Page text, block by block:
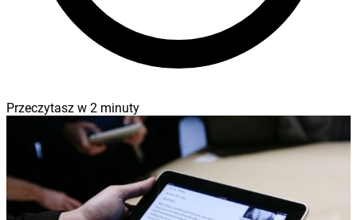
Przeczytasz w 2 minuty